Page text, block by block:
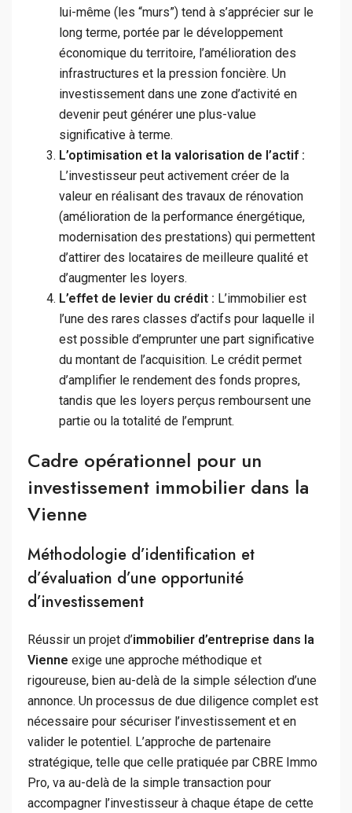
lui-même (les “murs”) tend à s’apprécier sur le
long terme, portée par le développement
économique du territoire, l’amélioration des
infrastructures et la pression foncière. Un
investissement dans une zone d’activité en
devenir peut générer une plus-value
significative à terme.
L’optimisation et la valorisation de l’actif :
L’investisseur peut activement créer de la
valeur en réalisant des travaux de rénovation
(amélioration de la performance énergétique,
modernisation des prestations) qui permettent
d’attirer des locataires de meilleure qualité et
d’augmenter les loyers.
L’effet de levier du crédit : L’immobilier est
l’une des rares classes d’actifs pour laquelle il
est possible d’emprunter une part significative
du montant de l’acquisition. Le crédit permet
d’amplifier le rendement des fonds propres,
tandis que les loyers perçus remboursent une
partie ou la totalité de l’emprunt.
Cadre opérationnel pour un
investissement immobilier dans la
Vienne
Méthodologie d’identification et
d’évaluation d’une opportunité
d’investissement
Réussir un projet d’immobilier d’entreprise dans la
Vienne exige une approche méthodique et
rigoureuse, bien au-delà de la simple sélection d’une
annonce. Un processus de due diligence complet est
nécessaire pour sécuriser l’investissement et en
valider le potentiel. L’approche de partenaire
stratégique, telle que celle pratiquée par CBRE Immo
Pro, va au-delà de la simple transaction pour
accompagner l’investisseur à chaque étape de cette